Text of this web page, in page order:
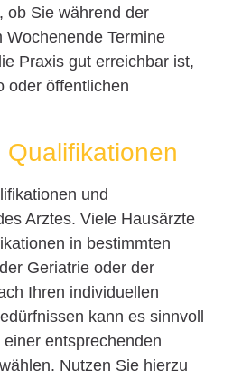
ob Sie während der
Wochenende Termine
Praxis gut erreichbar ist,
oder öffentlichen
und
Arztes. Viele Hausärzte
in bestimmten
Geriatrie oder der
Ihren individuellen
kann es sinnvoll
entsprechenden
Nutzen Sie hierzu